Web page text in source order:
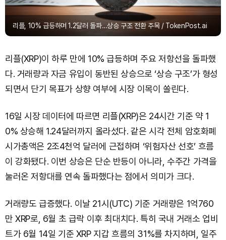
리플, 10% 급등하며 1.2달러 돌파…상승 구조 전환 주목 / TokenPost.ai
리플(XRP)이 하루 만에 10% 급등하며 주요 저항선을 돌파했
다. 거래량과 자금 유입이 동반된 상승으로 ‘상승 구조’가 형성
되면서 단기 목표가 상향 여부에 시장 이목이 쏠린다.
16일 시장 데이터에 따르면 리플(XRP)은 24시간 기준 약 1
0% 상승해 1.24달러까지 올라섰다. 같은 시각 전체 암호화폐
시가총액은 2조4천억 달러에 근접하며 ‘위험자산 선호’ 흐름
이 강화됐다. 이번 상승은 단순 반등이 아니라, 수주간 가격을
눌러온 저항대를 연속 돌파했다는 점에서 의미가 크다.
거래량도 급증했다. 이날 21시(UTC) 기준 거래량은 1억760
만 XRP로, 6월 초 급락 이후 최대치다. 특히 국내 거래소 업비
트가 6월 14일 기준 XRP 지갑 흐름의 31%를 차지하며, 일주